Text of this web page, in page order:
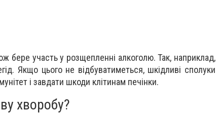
бере участь у розщепленні алкоголю. Так, наприклад,
Якщо цього не відбуватиметься, шкідливі сполуки
і завдати шкоди клітинам печінки.
хворобу?